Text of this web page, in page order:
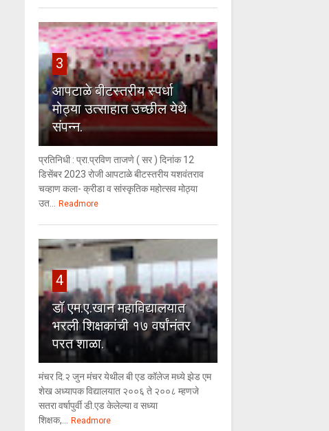
3
आपटाळे बीटस्तरीय स्पर्धा
मोठ्या उत्साहात उच्छील येथे
संपन्न.
प्रतिनिधी : प्रा.प्रविण ताजणे ( सर ) दिनांक 12
डिसेंबर 2023 रोजी आपटाळे बीटस्तरीय यशवंतराव
चव्हाण कला- क्रीडा व सांस्कृतिक महोत्सव मोठ्या
उत... Readmore
4
डॉ एम.ए.खान महाविद्यालयात
भरली शिक्षकांची १७ वर्षांनंतर
परत शाळा.
मंचर दि.२ जुन मंचर येथील बी एड कॉलेज मध्ये झेड एम
शेख अध्यापक विद्यालयात २००६ ते २००८ म्हणजे
सतरा वर्षापुर्वी डी.एड केलेल्या व सध्या
शिक्षक,... Readmore